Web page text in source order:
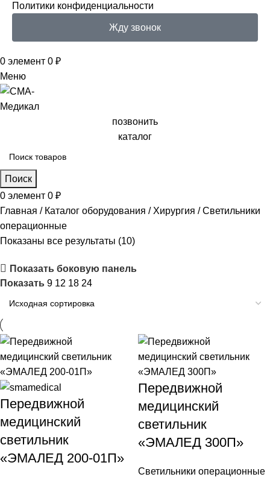
Политики конфиденциальности
Жду звонок
0 элемент 0 ₽
Меню
позвонить
каталог
Поиск
0 элемент 0 ₽
Главная
Каталог оборудования Хирургия
Светильники
операционные
Показаны все результаты (10)
Показать боковую панель
Показать 9 12 18 24
Передвижной
медицинский
светильник
«ЭМАЛЕД 200-01П»
Передвижной
медицинский
светильник
«ЭМАЛЕД 300П»
Светильники операционные